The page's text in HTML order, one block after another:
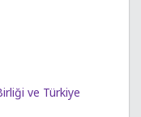
ve Türkiye